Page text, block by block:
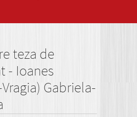
teza de
- Ioanes
Gabriela-